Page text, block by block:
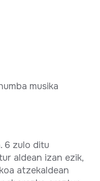
musika
6 zulo ditu
aldean izan ezik,
atzekaldean